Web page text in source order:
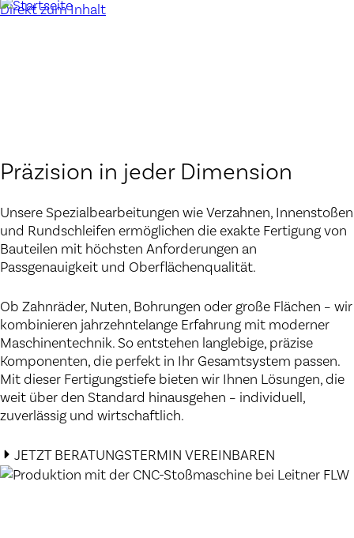
Direkt zum Inhalt
Präzision in jeder Dimension
Unsere Spezialbearbeitungen wie Verzahnen, Innenstoßen
und Rundschleifen ermöglichen die exakte Fertigung von
Bauteilen mit höchsten Anforderungen an
Passgenauigkeit und Oberflächenqualität.
Ob Zahnräder, Nuten, Bohrungen oder große Flächen – wir
kombinieren jahrzehntelange Erfahrung mit moderner
Maschinentechnik. So entstehen langlebige, präzise
Komponenten, die perfekt in Ihr Gesamtsystem passen.
Mit dieser Fertigungstiefe bieten wir Ihnen Lösungen, die
weit über den Standard hinausgehen – individuell,
zuverlässig und wirtschaftlich.
JETZT BERATUNGSTERMIN VEREINBAREN